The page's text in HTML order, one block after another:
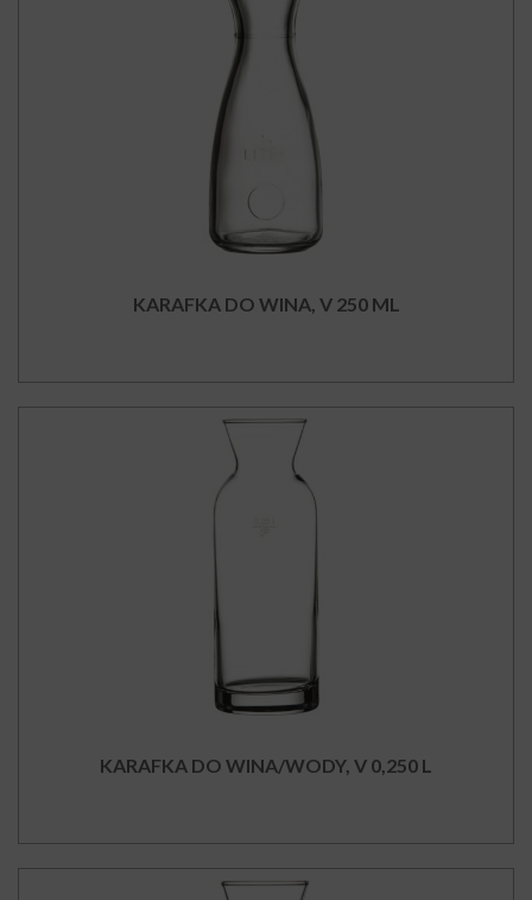
KARAFKA DO WINA, V 250 ML
KARAFKA DO WINA/WODY, V 0,250 L